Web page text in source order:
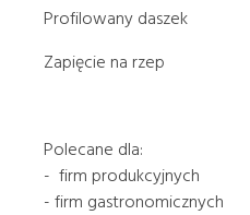
Profilowany daszek
Zapięcie na rzep
Polecane dla:
- firm produkcyjnych
- firm gastronomicznych